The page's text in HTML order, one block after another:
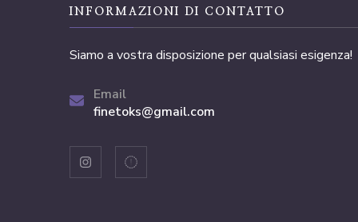
INFORMAZIONI DI CONTATTO
Siamo a vostra disposizione per qualsiasi esigenza!
Email
finetoks@gmail.com